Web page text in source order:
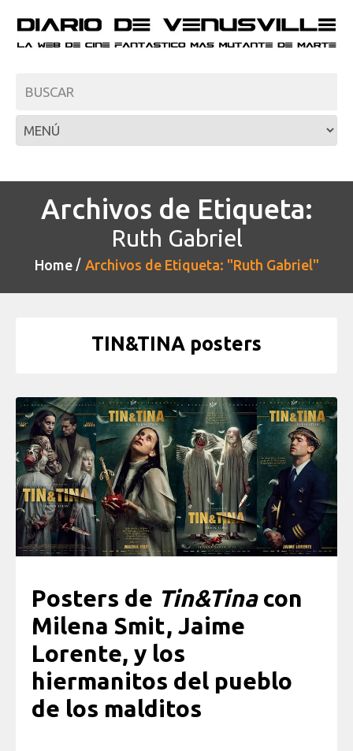
Archivos de Etiqueta:
Ruth Gabriel
Home Archivos de Etiqueta: "Ruth Gabriel"
TIN&TINA posters
Posters de Tin&Tinacon
Milena Smit, Jaime
Lorente, y los
hiermanitos del pueblo
de los malditos